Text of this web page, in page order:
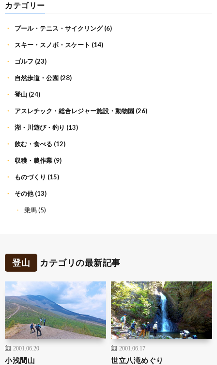
カテゴリー
プール・テニス・サイクリング(6)
スキー・スノボ・スケート (14)
ゴルフ (23)
自然歩道・公園 (28)
登山 (24)
アスレチック・総合レジャー施設・動物園 (26)
湖・川遊び・釣り (13)
飲む・食べる (12)
収穫・農作業 (9)
ものづくり (15)
その他(13)
乗馬(5)
登山 カテゴリの最新記事
2001.06.20
小浅間山
2001.06.17
世立八滝めぐり